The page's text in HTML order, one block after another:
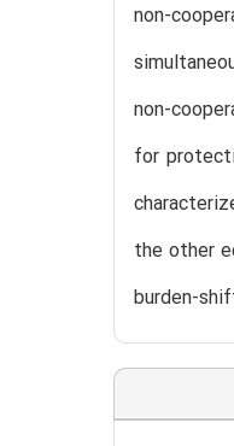
non-
non-
for
the other
burden-